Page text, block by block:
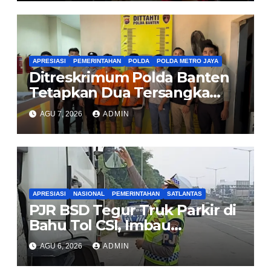
APRESIASI PEMERINTAHAN POLDA POLDA METRO JAYA
Ditreskrimum Polda Banten
Tetapkan Dua Tersangka
Kasus Aksi Anarkis dan
Penghasutan di Balaraja
AGU 7, 2026 ADMIN
APRESIASI NASIONAL PEMERINTAHAN SATLANTAS
PJR BSD Tegur Truk Parkir di
Bahu Tol CSI, Imbau
Pengendara Tertib
AGU 6, 2026 ADMIN